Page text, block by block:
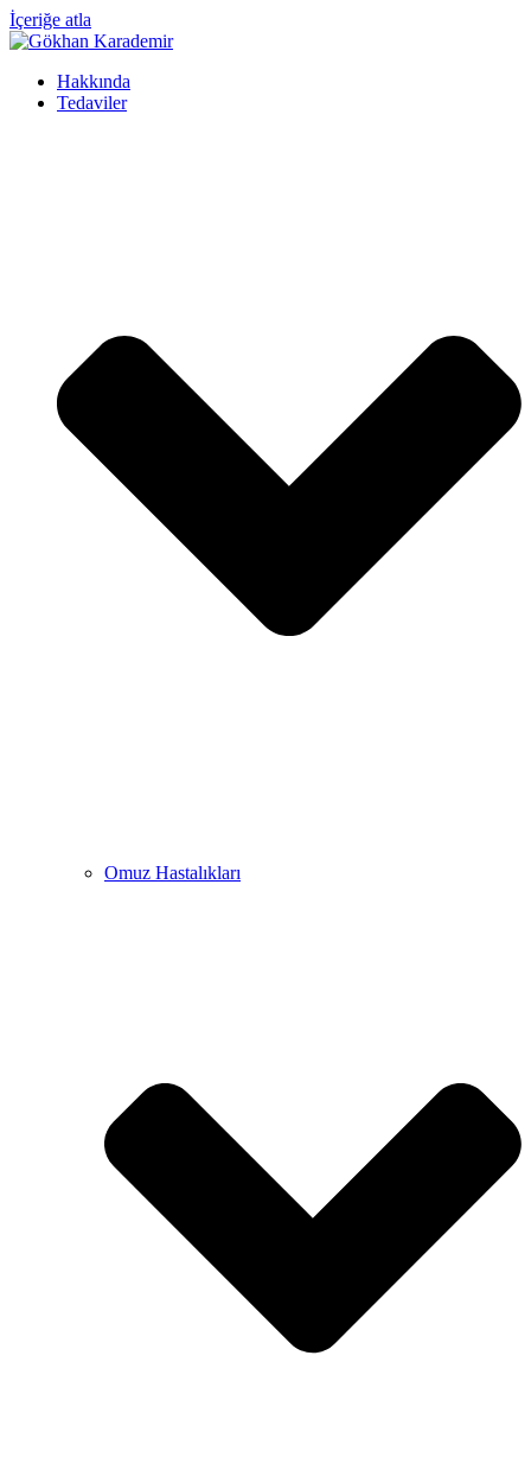
İçeriğe atla
Hakkında
Tedaviler
Omuz Hastalıkları